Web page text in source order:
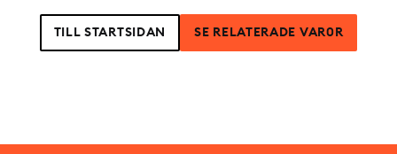
TILL STARTSIDAN SE RELATERADE VAR0R